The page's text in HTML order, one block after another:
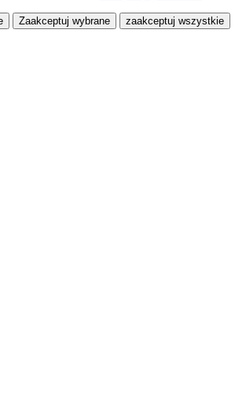
Zaakceptuj wybrane zaakceptuj wszystkie